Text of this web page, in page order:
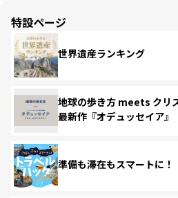
特設ページ
世界遺産ランキング
地球の歩き方 meets クリ
最新作『オデュッセイア』
準備も滞在もスマートに